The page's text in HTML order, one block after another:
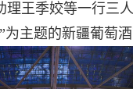
理王季姣等一行三
主题的新疆葡萄酒